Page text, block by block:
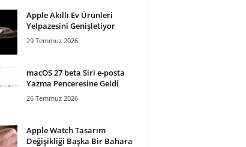
Apple Akıllı Ev Ürünleri
Yelpazesini Genişletiyor
29 Temmuz 2026
macOS 27 beta Siri e-posta
Yazma Penceresine Geldi
26 Temmuz 2026
Apple Watch Tasarım
Değişikliği Başka Bir Bahara